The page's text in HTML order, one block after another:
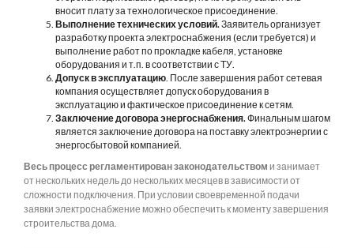
вносит плату за технологическое присоединение.
Выполнение технических условий.Заявитель организует
разработку проекта электроснабжения (если требуется) и
выполнение работ по прокладке кабеля, установке
оборудования и т.п. в соответствии с ТУ.
Допуск в эксплуатацию. После завершения работ сетевая
компания осуществляет допуск оборудования в
эксплуатацию и фактическое присоединение к сетям.
Заключение договора энергоснабжения.Финальным шагом
является заключение договора на поставку электроэнергии с
энергосбытовой компанией.
Весь процесс регламентирован законодательством и занимает
от нескольких недель до нескольких месяцев в зависимости от
сложности подключения. При условии своевременной подачи
заявки электроснабжение можно обеспечить к моменту завершения
строительства дома.